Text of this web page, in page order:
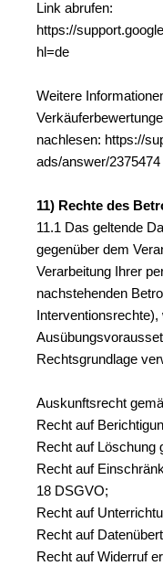
Link abrufen:
https://
hl=de
Weitere
nachlesen: https://
ads/answer/2375474
11) Rechte des
11.1 Das geltende
gegenüber dem
Verarbeitung Ihrer
nachstehenden
Rechtsgrundlage
Auskunftsrecht
Recht auf
Recht auf Löschung
Recht auf
18 DSGVO;
Recht auf
Recht auf
Recht auf Widerruf